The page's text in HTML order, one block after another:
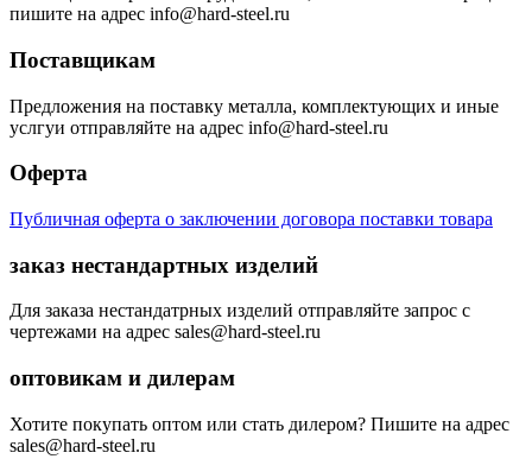
пишите на адрес info@hard-steel.ru
Поставщикам
Предложения на поставку металла, комплектующих и иные
услгуи отправляйте на адрес info@hard-steel.ru
Оферта
Публичная оферта о заключении договора поставки товара
заказ нестандартных изделий
Для заказа нестандатрных изделий отправляйте запрос с
чертежами на адрес sales@hard-steel.ru
оптовикам и дилерам
Хотите покупать оптом или стать дилером? Пишите на адрес
sales@hard-steel.ru